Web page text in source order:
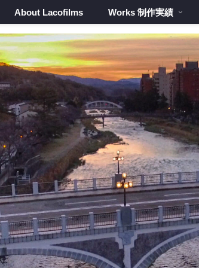
About Lacofilms Works 制作実績